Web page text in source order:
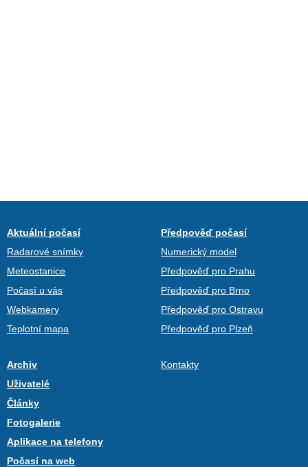
Aktuální počasí
Radarové snímky
Meteostanice
Počasí u vás
Webkamery
Teplotní mapa
Předpověď počasí
Numerický model
Předpověď pro Prahu
Předpověď pro Brno
Předpověď pro Ostravu
Předpověď pro Plzeň
Archiv
Uživatelé
Články
Fotogalerie
Aplikace na telefony
Počasí na web
Kontakty